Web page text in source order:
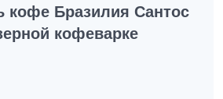
кофе Бразилия Сантос
кофеварке